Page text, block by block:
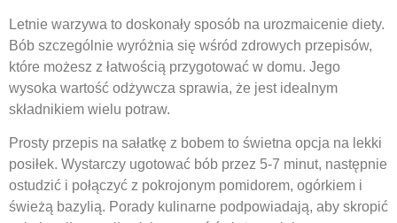
Letnie warzywa to doskonały sposób na urozmaicenie diety.
Bób szczególnie wyróżnia się wśród zdrowych przepisów,
które możesz z łatwością przygotować w domu. Jego
wysoka wartość odżywcza sprawia, że jest idealnym
składnikiem wielu potraw.
Prosty przepis na sałatkę z bobem to świetna opcja na lekki
posiłek. Wystarczy ugotować bób przez 5-7 minut, następnie
ostudzić i połączyć z pokrojonym pomidorem, ogórkiem i
świeżą bazylią. Porady kulinarne podpowiadają, aby skropić